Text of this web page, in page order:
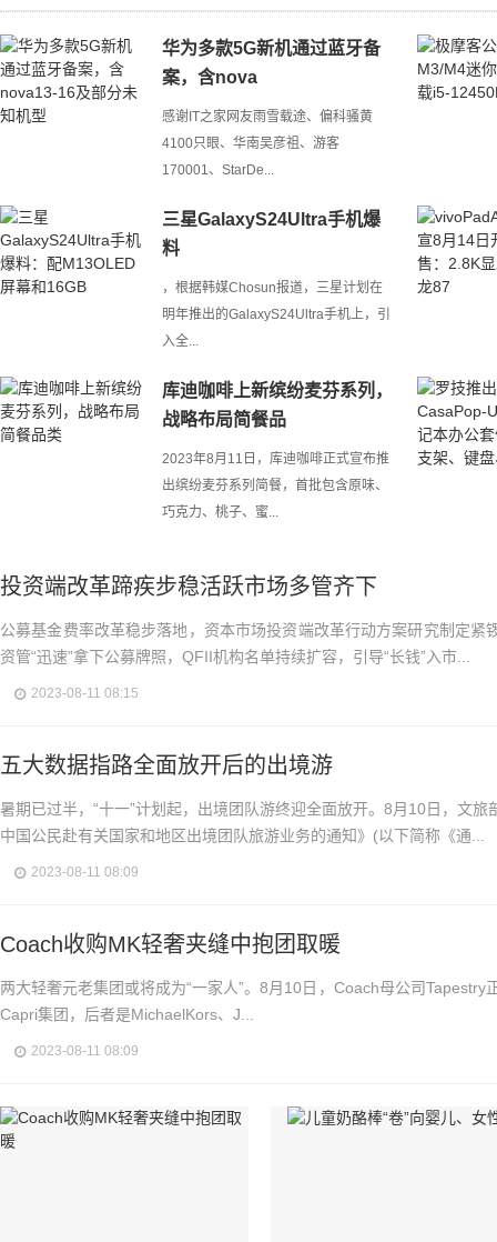
华为多款5G新机通过蓝牙备
案，含nova
感谢IT之家网友雨雪载途、偏科骚黄
4100只眼、华南吴彦祖、游客
170001、StarDe...
三星GalaxyS24Ultra手机爆
料
，根据韩媒Chosun报道，三星计划在
明年推出的GalaxyS24Ultra手机上，引
入全...
库迪咖啡上新缤纷麦芬系列，
战略布局简餐品
2023年8月11日，库迪咖啡正式宣布推
出缤纷麦芬系列简餐，首批包含原味、
巧克力、桃子、蜜...
投资端改革蹄疾步稳活跃市场多管齐下
公募基金费率改革稳步落地，资本市场投资端改革行动方案研究制定紧
资管“迅速”拿下公募牌照，QFII机构名单持续扩容，引导“长钱”入市...
2023-08-11 08:15
五大数据指路全面放开后的出境游
暑期已过半，“十一”计划起，出境团队游终迎全面放开。8月10日，文
中国公民赴有关国家和地区出境团队旅游业务的通知》(以下简称《通...
2023-08-11 08:09
Coach收购MK轻奢夹缝中抱团取暖
两大轻奢元老集团或将成为“一家人”。8月10日，Coach母公司Tapestry
Capri集团，后者是MichaelKors、J...
2023-08-11 08:09